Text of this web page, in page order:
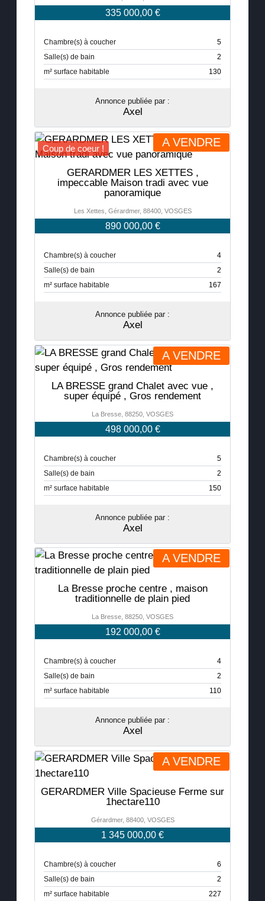
335 000,00 €
Chambre(s) à coucher
5
Salle(s) de bain
2
m² surface habitable
130
Annonce publiée par :
Axel
A VENDRE
Coup de coeur !
GERARDMER LES XETTES ,
impeccable Maison tradi avec vue
panoramique
Les Xettes, Gérardmer, 88400, VOSGES
890 000,00 €
Chambre(s) à coucher
4
Salle(s) de bain
2
m² surface habitable
167
Annonce publiée par :
Axel
A VENDRE
LA BRESSE grand Chalet avec vue ,
super équipé , Gros rendement
La Bresse, 88250, VOSGES
498 000,00 €
Chambre(s) à coucher
5
Salle(s) de bain
2
m² surface habitable
150
Annonce publiée par :
Axel
A VENDRE
La Bresse proche centre , maison
traditionnelle de plain pied
La Bresse, 88250, VOSGES
192 000,00 €
Chambre(s) à coucher
4
Salle(s) de bain
2
m² surface habitable
110
Annonce publiée par :
Axel
A VENDRE
GERARDMER Ville Spacieuse Ferme sur
1hectare110
Gérardmer, 88400, VOSGES
1 345 000,00 €
Chambre(s) à coucher
6
Salle(s) de bain
2
m² surface habitable
227